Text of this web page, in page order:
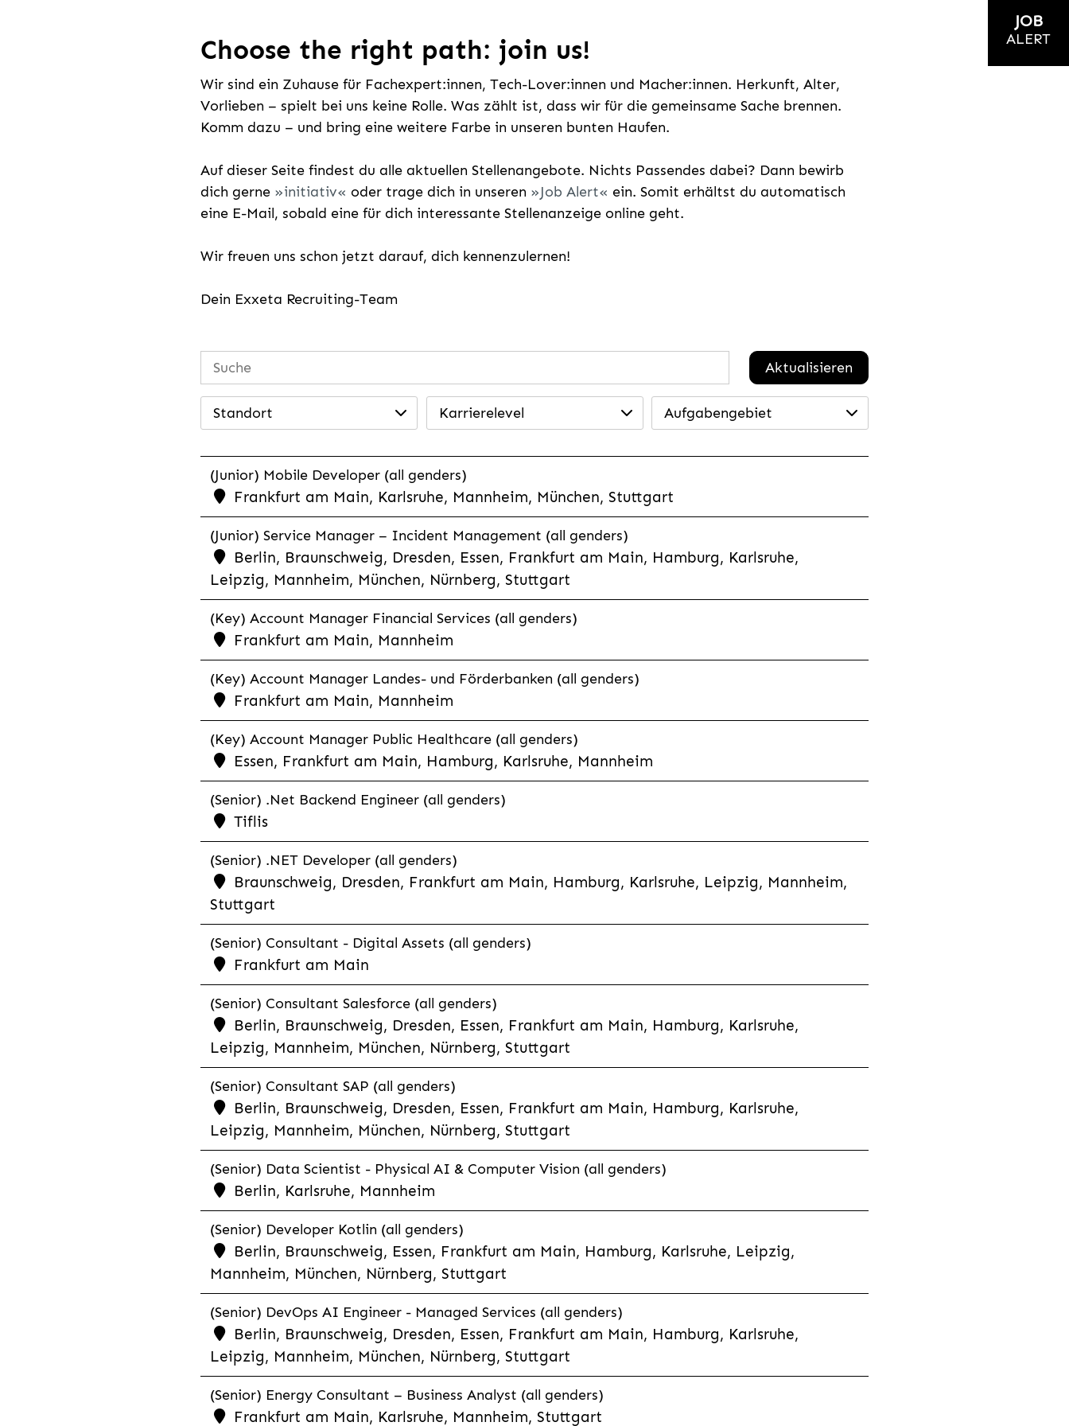
Choose the right path: join us!
Wir sind ein Zuhause für Fachexpert:innen, Tech-Lover:innen und Macher:innen. Herkunft, Alter,
Vorlieben – spielt bei uns keine Rolle. Was zählt ist, dass wir für die gemeinsame Sache brennen.
Komm dazu – und bring eine weitere Farbe in unseren bunten Haufen.
Auf dieser Seite findest du alle aktuellen Stellenangebote. Nichts Passendes dabei? Dann bewirb
dich gerne
initiativ oder trage dich in unseren Job Alert
ein. Somit erhältst du automatisch
eine E-Mail, sobald eine für dich interessante Stellenanzeige online geht.
Wir freuen uns schon jetzt darauf, dich kennenzulernen!
Dein Exxeta Recruiting-Team
Aktualisieren
Standort Karrierelevel Aufgabengebiet
(Junior) Mobile Developer (all genders)
Frankfurt am Main, Karlsruhe, Mannheim, München, Stuttgart
(Junior) Service Manager – Incident Management (all genders)
Berlin, Braunschweig, Dresden, Essen, Frankfurt am Main, Hamburg, Karlsruhe,
Leipzig, Mannheim, München, Nürnberg, Stuttgart
(Key) Account Manager Financial Services (all genders)
Frankfurt am Main, Mannheim
(Key) Account Manager Landes- und Förderbanken (all genders)
Frankfurt am Main, Mannheim
(Key) Account Manager Public Healthcare (all genders)
Essen, Frankfurt am Main, Hamburg, Karlsruhe, Mannheim
(Senior) .Net Backend Engineer (all genders)
Tiflis
(Senior) .NET Developer (all genders)
Braunschweig, Dresden, Frankfurt am Main, Hamburg, Karlsruhe, Leipzig, Mannheim,
Stuttgart
(Senior) Consultant - Digital Assets (all genders)
Frankfurt am Main
(Senior) Consultant Salesforce (all genders)
Berlin, Braunschweig, Dresden, Essen, Frankfurt am Main, Hamburg, Karlsruhe,
Leipzig, Mannheim, München, Nürnberg, Stuttgart
(Senior) Consultant SAP (all genders)
Berlin, Braunschweig, Dresden, Essen, Frankfurt am Main, Hamburg, Karlsruhe,
Leipzig, Mannheim, München, Nürnberg, Stuttgart
(Senior) Data Scientist - Physical AI & Computer Vision (all genders)
Berlin, Karlsruhe, Mannheim
(Senior) Developer Kotlin (all genders)
Berlin, Braunschweig, Essen, Frankfurt am Main, Hamburg, Karlsruhe, Leipzig,
Mannheim, München, Nürnberg, Stuttgart
(Senior) DevOps AI Engineer - Managed Services (all genders)
Berlin, Braunschweig, Dresden, Essen, Frankfurt am Main, Hamburg, Karlsruhe,
Leipzig, Mannheim, München, Nürnberg, Stuttgart
(Senior) Energy Consultant – Business Analyst (all genders)
Frankfurt am Main, Karlsruhe, Mannheim, Stuttgart
JOB
ALERT